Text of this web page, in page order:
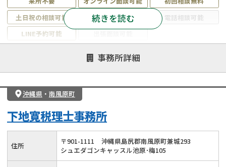
土日祝の相談可能
19時以降電話可能
電話相談可能
LINE予約可能
遺言書作成・遺言執行
相続放棄
相続登記
遺産分割
遺留分侵害額請求
相続税申告
相続手続き
成年後見・任意後見
贈与税
相続トラブル
続きを読む
事務所詳細
沖縄県 ・ 南風原町
下地寛税理士事務所
住所 〒901-1111
沖縄県島尻郡南風原町兼城293
シュエダゴンキャッスル池原･梅105